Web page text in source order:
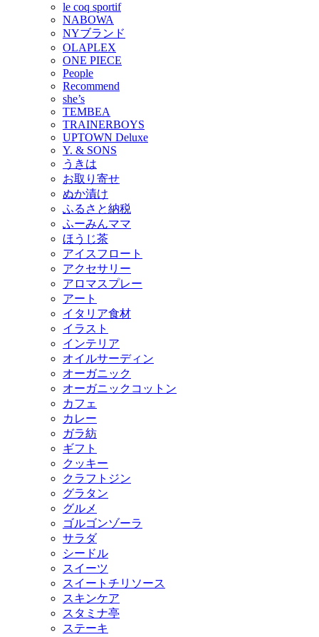
le coq sportif
NABOWA
NYブランド
OLAPLEX
ONE PIECE
People
Recommend
she’s
TEMBEA
TRAINERBOYS
UPTOWN Deluxe
Y. & SONS
うきは
お取り寄せ
ぬか漬け
ふるさと納税
ふーみんママ
ほうじ茶
アイスフロート
アクセサリー
アロマスプレー
アート
イタリア食材
イラスト
インテリア
オイルサーディン
オーガニック
オーガニックコットン
カフェ
カレー
ガラ紡
ギフト
クッキー
クラフトジン
グラタン
グルメ
ゴルゴンゾーラ
サラダ
シードル
スイーツ
スイートチリソース
スキンケア
スタミナ亭
ステーキ